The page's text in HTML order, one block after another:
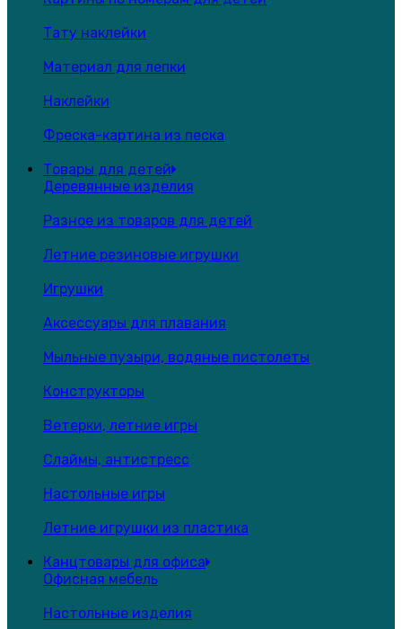
Тату наклейки
Материал для лепки
Наклейки
Фреска-картина из песка
Товары для детей
Деревянные изделия
Разное из товаров для детей
Летние резиновые игрушки
Игрушки
Аксессуары для плавания
Мыльные пузыри, водяные пистолеты
Конструкторы
Ветерки, летние игры
Слаймы, антистресс
Настольные игры
Летние игрушки из пластика
Канцтовары для офиса
Офисная мебель
Настольные изделия